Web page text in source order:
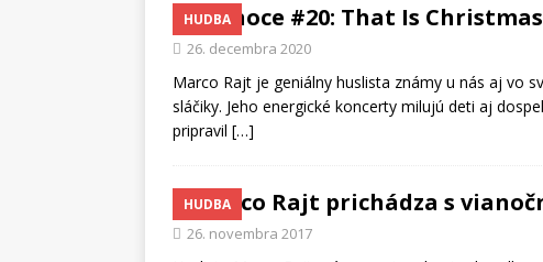
HUDBA
Vianoce #20: That Is
26. decembra 2020
Marco Rajt je geniálny huslista známy u nás aj vo
sláčiky. Jeho energické koncerty milujú deti aj
pripravil […]
HUDBA
Marco Rajt prichádza s
26. novembra 2017